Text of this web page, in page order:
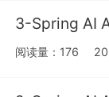
3-Spring AI
阅读量：176